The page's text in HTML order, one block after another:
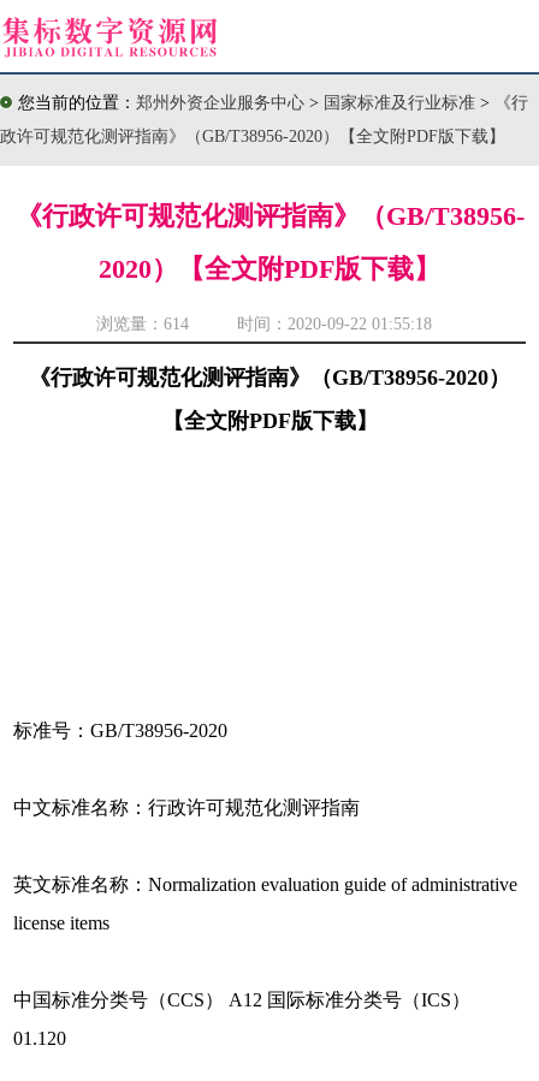
您当前的位置： 郑州外资企业服务中心 > 国家标准及行业标准 >
《行
政许可规范化测评指南》（GB/T38956-2020）【全文附PDF版下载】
《行政许可规范化测评指南》（GB/T38956-
2020）【全文附PDF版下载】
浏览量： 614 时间：2020-09-22 01:55:18
《行政许可规范化测评指南》（GB/T38956-2020）
【全文附PDF版下载】
标准号：GB/T38956-2020
中文标准名称：行政许可规范化测评指南
英文标准名称：Normalization evaluation guide of administrative
license items
中国标准分类号（CCS） A12 国际标准分类号（ICS）
01.120